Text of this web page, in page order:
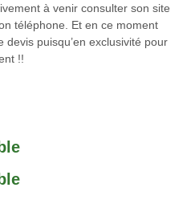
à venir consulter son site
téléphone. Et en ce moment
devis puisqu’en exclusivité pour
!!